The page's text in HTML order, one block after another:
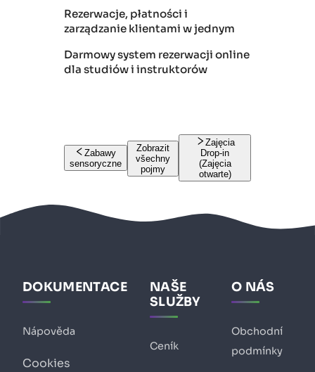
Rezerwacje, płatności i
zarządzanie klientami w jednym
Darmowy system rezerwacji online
dla studiów i instruktorów
Zabawy
sensoryczne
Zobrazit
všechny
pojmy
Zajęcia
Drop-in
(Zajęcia
otwarte)
DOKUMENTACE
Nápověda
Cookies
NAŠE
SLUŽBY
Ceník
O NÁS
Obchodní
podmínky